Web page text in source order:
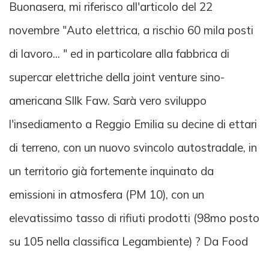
Buonasera, mi riferisco all'articolo del 22
novembre "Auto elettrica, a rischio 60 mila posti
di lavoro... " ed in particolare alla fabbrica di
supercar elettriche della joint venture sino-
americana SIlk Faw. Sarà vero sviluppo
l'insediamento a Reggio Emilia su decine di ettari
di terreno, con un nuovo svincolo autostradale, in
un territorio già fortemente inquinato da
emissioni in atmosfera (PM 10), con un
elevatissimo tasso di rifiuti prodotti (98mo posto
su 105 nella classifica Legambiente) ? Da Food